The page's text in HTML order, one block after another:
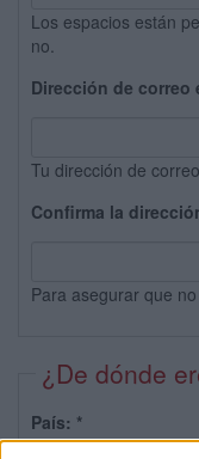
Los espacios están
no.
Dirección de correo
Tu dirección de
Confirma la
Para asegurar que
¿De dónde
País: *